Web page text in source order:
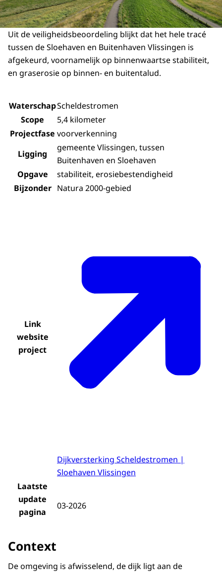
Uit de veiligheidsbeoordeling blijkt dat het hele tracé
tussen de Sloehaven en Buitenhaven Vlissingen is
afgekeurd, voornamelijk op binnenwaartse stabiliteit,
en graserosie op binnen- en buitentalud.
WaterschapScheldestromen
Scope
5,4 kilometer
Projectfase voorverkenning
Ligging
gemeente Vlissingen, tussen
Buitenhaven en Sloehaven
Opgave
stabiliteit, erosiebestendigheid
Bijzonder Natura 2000-gebied
Link
website
project
Dijkversterking Scheldestromen |
Sloehaven Vlissingen
Laatste
update
pagina
03-2026
Context
De omgeving is afwisselend, de dijk ligt aan de